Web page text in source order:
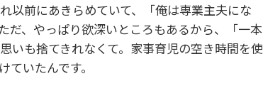
以前にあきらめていて、「俺は専業主夫にな
だ、やっぱり欲深いところもあるから、「一本
いも捨てきれなくて。家事育児の空き時間を使
いたんです。